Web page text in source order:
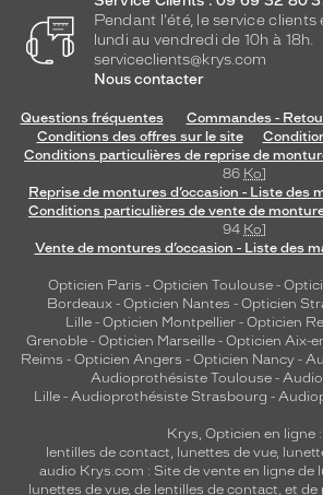
Pendant l'été, le service
lundi au vendredi de 10h à 18h.
serviceclients@krys.com
Nous contacter
Questions fréquentes
Commandes -
Conditions des offres sur le site
Conditions particulières de reprise de
86 Ko]
Reprise de montures d’occasion - Liste des
Conditions particulières de vente de
94 Ko]
Vente de montures d’occasion - Liste des
Opticien Paris - Opticien Toulouse-
Bordeaux- Opticien Nantes - Opticien
Lille - Opticien Montpellier - Opticien
Grenoble - Opticien Marseille - Opticien Aix-
Reims - Opticien Angers - Opticien Nancy -
Audioprothésiste Toulouse-
Lille- Audioprothésiste Strasbourg -
Krys, Opticien en ligne :
lentilles de contact, lunettes de vue,
audio Krys.com : Site de vente en ligne de
lunettes de vue, de lentilles de contact, et de